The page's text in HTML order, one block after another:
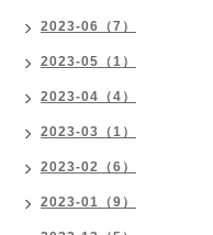
2023-06（7）
2023-05（1）
2023-04（4）
2023-03（1）
2023-02（6）
2023-01（9）